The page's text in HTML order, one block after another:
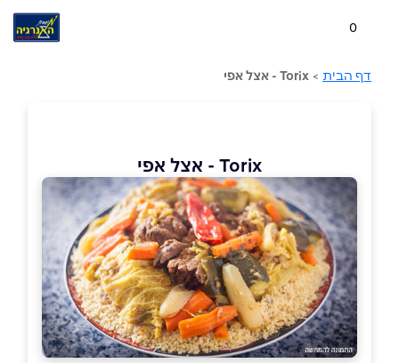
0
דף הבית > Torix - אצל אפי
Torix - אצל אפי